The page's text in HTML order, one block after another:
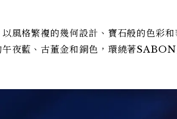
風格繁複的幾何設計、寶石般的色彩
夜藍、古董金和銅色，環繞著